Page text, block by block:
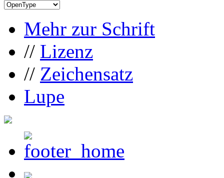
Mehr zur Schrift
// Lizenz
// Zeichensatz
Lupe